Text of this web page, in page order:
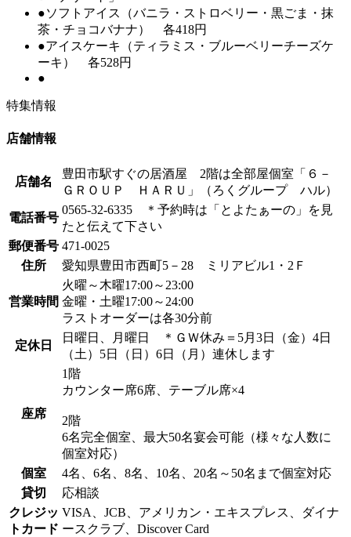
●ソフトアイス（バニラ・ストロベリー・黒ごま・抹
茶・チョコバナナ） 各418円
●アイスケーキ（ティラミス・ブルーベリーチーズケ
ーキ） 各528円
●
特集情報
店舗情報
店舗名
豊田市駅すぐの居酒屋 2階は全部屋個室「６－
ＧＲＯＵＰ ＨＡＲＵ」（ろくグループ ハル）
電話番号
0565‐32‐6335 ＊予約時は「とよたぁーの」を見
たと伝えて下さい
郵便番号 471-0025
住所
愛知県豊田市西町5－28 ミリアビル1・2Ｆ
営業時間
火曜～木曜17:00～23:00
金曜・土曜17:00～24:00
ラストオーダーは各30分前
定休日
日曜日、月曜日 ＊ＧＷ休み＝5月3日（金）4日
（土）5日（日）6日（月）連休します
座席
1階
カウンター席6席、テーブル席×4
2階
6名完全個室、最大50名宴会可能（様々な人数に
個室対応）
個室
4名、6名、8名、10名、20名～50名まで個室対応
貸切
応相談
クレジッ
トカード
VISA、JCB、アメリカン・エキスプレス、ダイナ
ースクラブ、Discover Card